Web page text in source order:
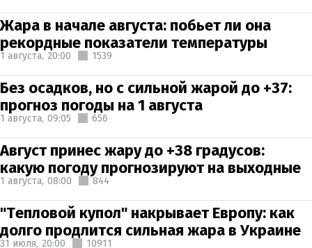
Жара в начале августа: побьет ли она
рекордные показатели температуры
1 августа, 20:00 1539
Без осадков, но с сильной жарой до +37:
прогноз погоды на 1 августа
1 августа, 09:05 656
Август принес жару до +38 градусов:
какую погоду прогнозируют на выходные
1 августа, 08:00 844
"Тепловой купол" накрывает Европу: как
долго продлится сильная жара в Украине
31 июля, 20:00 10911